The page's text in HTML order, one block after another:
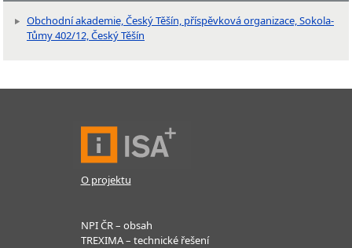
Obchodní akademie, Český Těšín, příspěvková organizace, Sokola-
Tůmy 402/12, Český Těšín
O projektu
NPI ČR – obsah
TREXIMA – technické řešení